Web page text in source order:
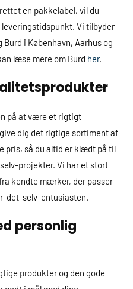
en pakkelabel, vil du
Vi tilbyder
Burd i København, Aarhus og
læse mere om Burd her.
på at være et rigtigt
dig det rigtige sortiment af
pris, så du altid er klædt på til
projekter. Vi har et stort
kendte mærker, der passer
det-selv-entusiasten.
personlig
produkter og den gode